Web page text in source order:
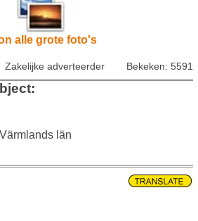
alle grote foto's
Zakelijke adverteerder Bekeken: 5591
län